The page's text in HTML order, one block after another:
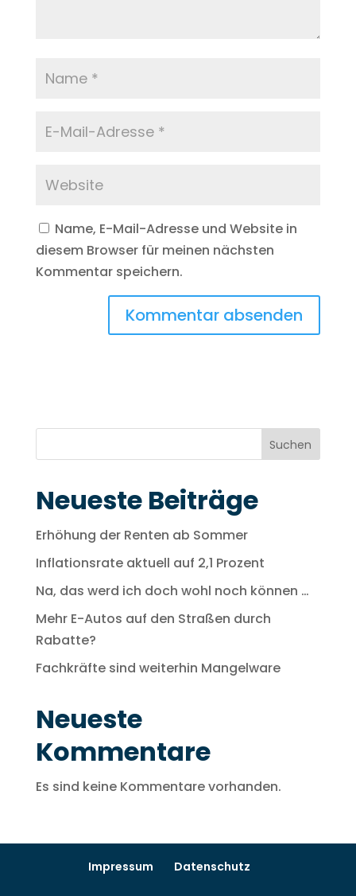
Name, E-Mail-Adresse und Website in
diesem Browser für meinen nächsten
Kommentar speichern.
Suchen
Neueste Beiträge
Erhöhung der Renten ab Sommer
Inflationsrate aktuell auf 2,1 Prozent
Na, das werd ich doch wohl noch können …
Mehr E-Autos auf den Straßen durch
Rabatte?
Fachkräfte sind weiterhin Mangelware
Neueste
Kommentare
Es sind keine Kommentare vorhanden.
Impressum Datenschutz